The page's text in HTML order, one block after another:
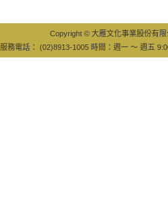
Copyright © 大雁文化事業股份有
服務電話： (02)8913-1005 時間：週一 ～ 週五